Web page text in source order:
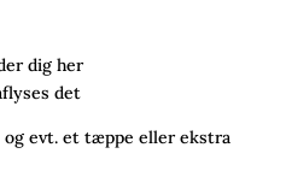
dig her
det
og evt. et tæppe eller ekstra